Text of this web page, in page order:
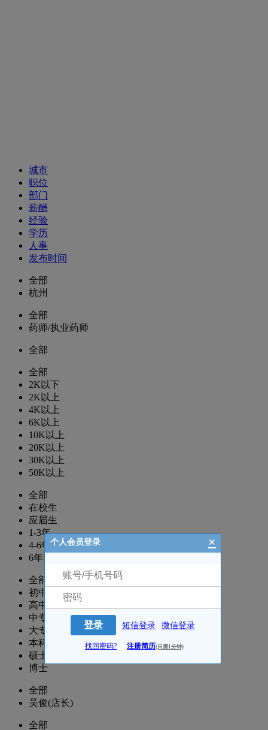
城市
职位
部门
薪酬
经验
学历
人事
发布时间
全部
杭州
全部
药师/执业药师
全部
全部
2K以下
2K以上
4K以上
6K以上
10K以上
20K以上
30K以上
50K以上
全部
在校生
应届生
1-3年
4-6年
6年以上
全部
初中
高中
中专
大专
本科
硕士
博士
全部
吴俊(店长)
全部
个人会员登录 ×
登录 短信登录 微信登录
找回密码? 注册简历(只需1分钟)